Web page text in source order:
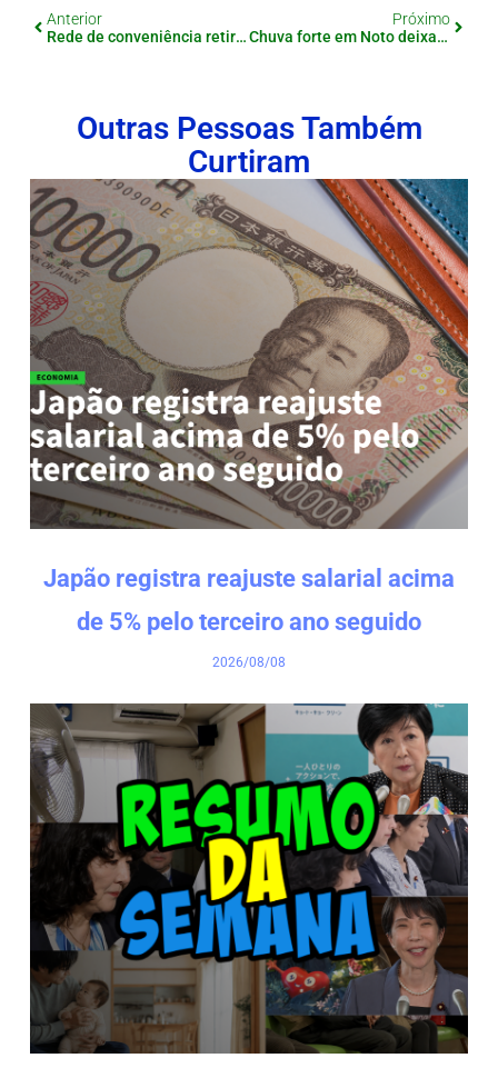
Anterior
Rede de conveniência retira cartaz polêmico após críticas
Próximo
Chuva forte em Noto deixa 12 mortos e buscas continuam
Outras Pessoas Também
Curtiram
Japão registra reajuste salarial acima
de 5% pelo terceiro ano seguido
2026/08/08